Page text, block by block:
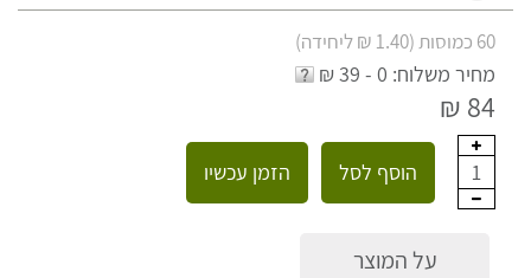
60 כמוסות (1.40 ₪ ליחידה)
מחיר משלוח: 0 - 39 ₪
84 ₪
1 הוסף לסל הזמן עכשיו
על המוצר